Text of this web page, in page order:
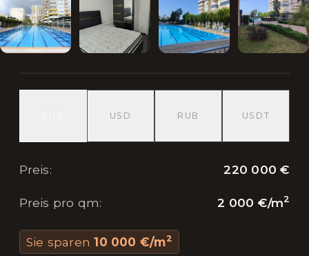
USD RUB USDT
Preis: 220 000 €
Preis pro qm: 2 000 €/m2
Sie sparen 10 000 €/m2